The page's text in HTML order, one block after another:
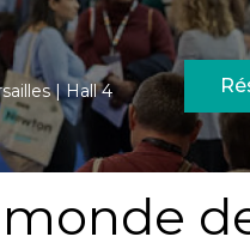
| Hall 4
monde